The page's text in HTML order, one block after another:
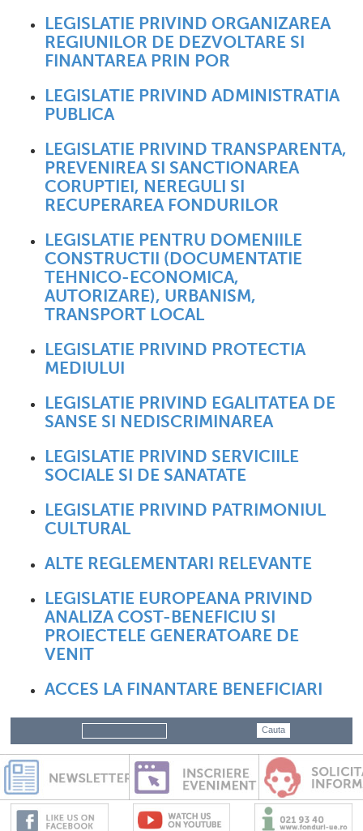
LEGISLATIE PRIVIND ORGANIZAREA
REGIUNILOR DE DEZVOLTARE SI
FINANTAREA PRIN POR
LEGISLATIE PRIVIND ADMINISTRATIA
PUBLICA
LEGISLATIE PRIVIND TRANSPARENTA,
PREVENIREA SI SANCTIONAREA
CORUPTIEI, NEREGULI SI
RECUPERAREA FONDURILOR
LEGISLATIE PENTRU DOMENIILE
CONSTRUCTII (DOCUMENTATIE
TEHNICO-ECONOMICA,
AUTORIZARE), URBANISM,
TRANSPORT LOCAL
LEGISLATIE PRIVIND PROTECTIA
MEDIULUI
LEGISLATIE PRIVIND EGALITATEA DE
SANSE SI NEDISCRIMINAREA
LEGISLATIE PRIVIND SERVICIILE
SOCIALE SI DE SANATATE
LEGISLATIE PRIVIND PATRIMONIUL
CULTURAL
ALTE REGLEMENTARI RELEVANTE
LEGISLATIE EUROPEANA PRIVIND
ANALIZA COST-BENEFICIU SI
PROIECTELE GENERATOARE DE
VENIT
ACCES LA FINANTARE BENEFICIARI